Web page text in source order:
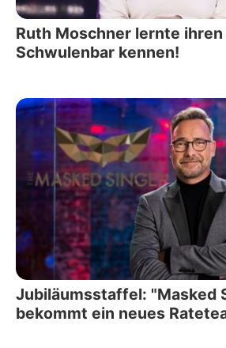
Ruth Moschner lernte
Schwulenbar kennen!
Jubiläumsstaffel: "Masked
bekommt ein neues